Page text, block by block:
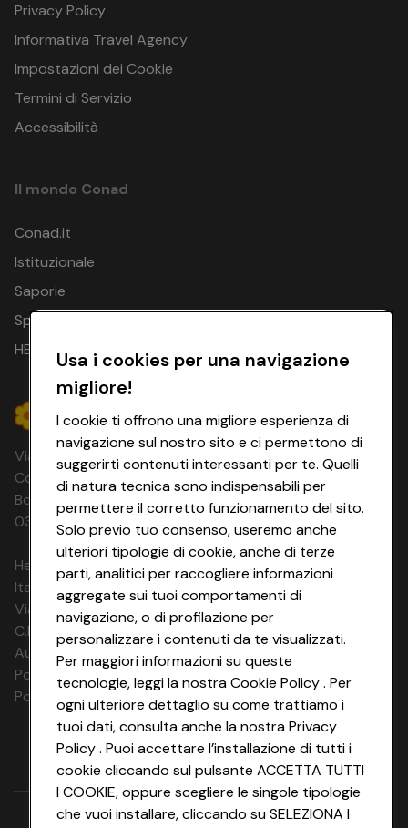
Privacy Policy
Informativa Travel Agency
Impostazioni dei Cookie
Termini di Servizio
Accessibilità
Il mondo Conad
Conad.it
Istituzionale
Saporie
Spesa Online
HEYCONAD
Via Michelino, 59 | 40127 BOLOGNA
Codice Fiscale e Registro Imprese di
Bologna 00865960157 PARTITA IVA
03320960374 CONAD SOC. COOP.
HeyConad Viaggi è un servizio gestito da
Italia Travel Marketing S.r.l.
Via Chiesolina 8 | 37066 Sommacampagna (VR)
C.F. e P.IVA: 03816060234
Aut. Prov Verona n. 4737/10
Polizza Ass. RC n. 177765037
Polizza Ass. Protection n. 6006000083/F
Usa i cookies per una navigazione
migliore!
I cookie ti offrono una migliore esperienza di
navigazione sul nostro sito e ci permettono di
suggerirti contenuti interessanti per te. Quelli
di natura tecnica sono indispensabili per
permettere il corretto funzionamento del sito.
Solo previo tuo consenso, useremo anche
ulteriori tipologie di cookie, anche di terze
parti, analitici per raccogliere informazioni
aggregate sui tuoi comportamenti di
navigazione, o di profilazione per
personalizzare i contenuti da te visualizzati.
Per maggiori informazioni su queste
tecnologie, leggi la nostra Cookie Policy . Per
ogni ulteriore dettaglio su come trattiamo i
tuoi dati, consulta anche la nostra Privacy
Policy . Puoi accettare l’installazione di tutti i
cookie cliccando sul pulsante ACCETTA TUTTI
I COOKIE, oppure scegliere le singole tipologie
che vuoi installare, cliccando su SELEZIONA I